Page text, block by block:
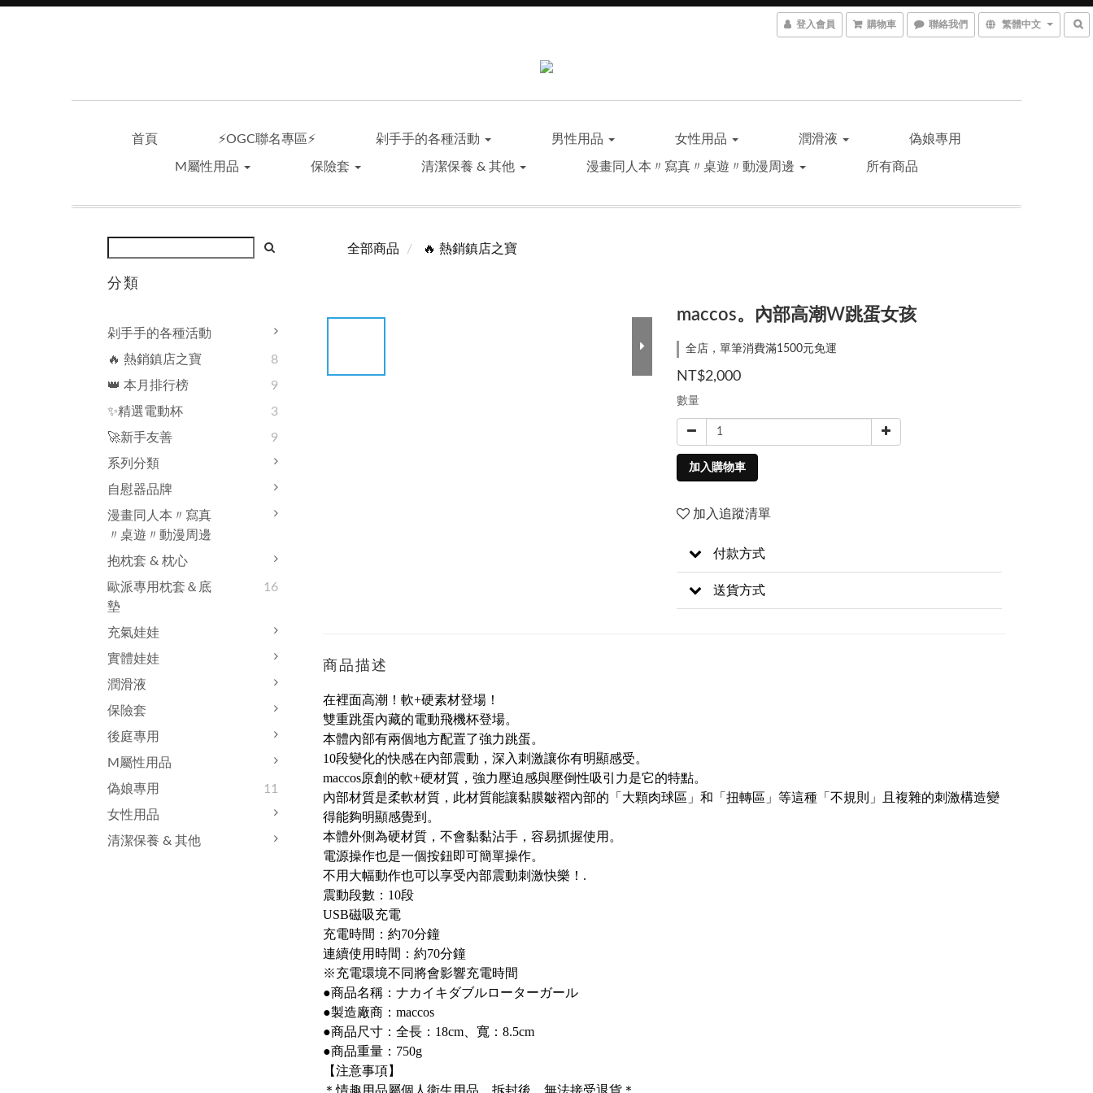
登入會員 購物車 聯絡我們 繁體中文
首頁 ⚡OGC聯名專區⚡ 剁手手的各種活動 男性用品 女性用品 潤滑液 偽娘專用
M屬性用品 保險套 清潔保養 & 其他 漫畫同人本〃寫真〃桌遊〃動漫周邊 所有商品
分類
剁手手的各種活動
🔥 熱銷鎮店之寶
8
👑 本月排行榜
9
✨精選電動杯
3
🚀新手友善
9
系列分類
自慰器品牌
漫畫同人本〃寫真
〃桌遊〃動漫周邊
抱枕套 & 枕心
歐派專用枕套＆底
墊
16
充氣娃娃
實體娃娃
潤滑液
保險套
後庭專用
M屬性用品
偽娘專用
11
女性用品
清潔保養 & 其他
全部商品 🔥 熱銷鎮店之寶
maccos。內部高潮W跳蛋女孩
全店，單筆消費滿1500元免運
NT$2,000
數量
加入購物車
加入追蹤清單
付款方式
送貨方式
商品描述
在裡面高潮！軟+硬素材登場！
雙重跳蛋內藏的電動飛機杯登場。
本體內部有兩個地方配置了強力跳蛋。
10段變化的快感在內部震動，深入刺激讓你有明顯感受。
maccos原創的軟+硬材質，強力壓迫感與壓倒性吸引力是它的特點。
內部材質是柔軟材質，此材質能讓黏膜皺褶內部的「大顆肉球區」和「扭轉區」等這種「不規則」且複雜的刺激構造變
得能夠明顯感覺到。
本體外側為硬材質，不會黏黏沾手，容易抓握使用。
電源操作也是一個按鈕即可簡單操作。
不用大幅動作也可以享受內部震動刺激快樂！.
震動段數：10段
USB磁吸充電
充電時間：約70分鐘
連續使用時間：約70分鐘
※充電環境不同將會影響充電時間
●商品名稱：ナカイキダブルローターガール
●製造廠商：maccos
●商品尺寸：全長：18cm、寬：8.5cm
●商品重量：750g
【注意事項】
＊情趣用品屬個人衛生用品，拆封後，無法接受退貨＊